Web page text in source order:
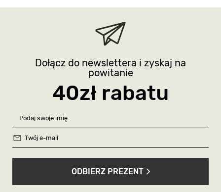
Dołącz do newslettera i zyskaj na
powitanie
40zł rabatu
ODBIERZ PREZENT